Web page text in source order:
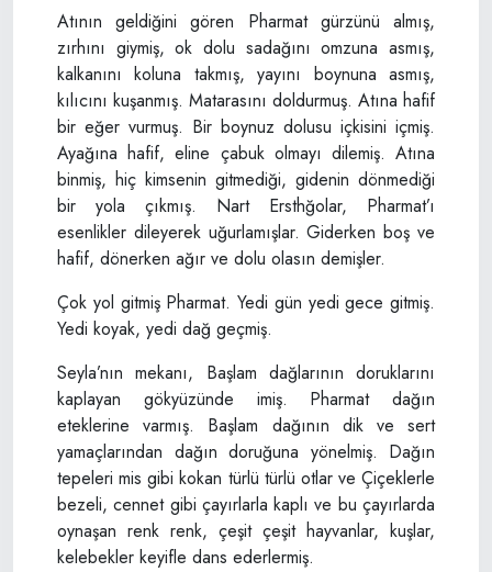
Atının geldiğini gören Pharmat gürzünü almış,
zırhını giymiş, ok dolu sadağını omzuna asmış,
kalkanını koluna takmış, yayını boynuna asmış,
kılıcını kuşanmış. Matarasını doldurmuş. Atına hafif
bir eğer vurmuş. Bir boynuz dolusu içkisini içmiş.
Ayağına hafif, eline çabuk olmayı dilemiş. Atına
binmiş, hiç kimsenin gitmediği, gidenin dönmediği
bir yola çıkmış. Nart Ersthğolar, Pharmat’ı
esenlikler dileyerek uğurlamışlar. Giderken boş ve
hafif, dönerken ağır ve dolu olasın demişler.
Çok yol gitmiş Pharmat. Yedi gün yedi gece gitmiş.
Yedi koyak, yedi dağ geçmiş.
Seyla’nın mekanı, Başlam dağlarının doruklarını
kaplayan gökyüzünde imiş. Pharmat dağın
eteklerine varmış. Başlam dağının dik ve sert
yamaçlarından dağın doruğuna yönelmiş. Dağın
tepeleri mis gibi kokan türlü türlü otlar ve Çiçeklerle
bezeli, cennet gibi çayırlarla kaplı ve bu çayırlarda
oynaşan renk renk, çeşit çeşit hayvanlar, kuşlar,
kelebekler keyifle dans ederlermiş.